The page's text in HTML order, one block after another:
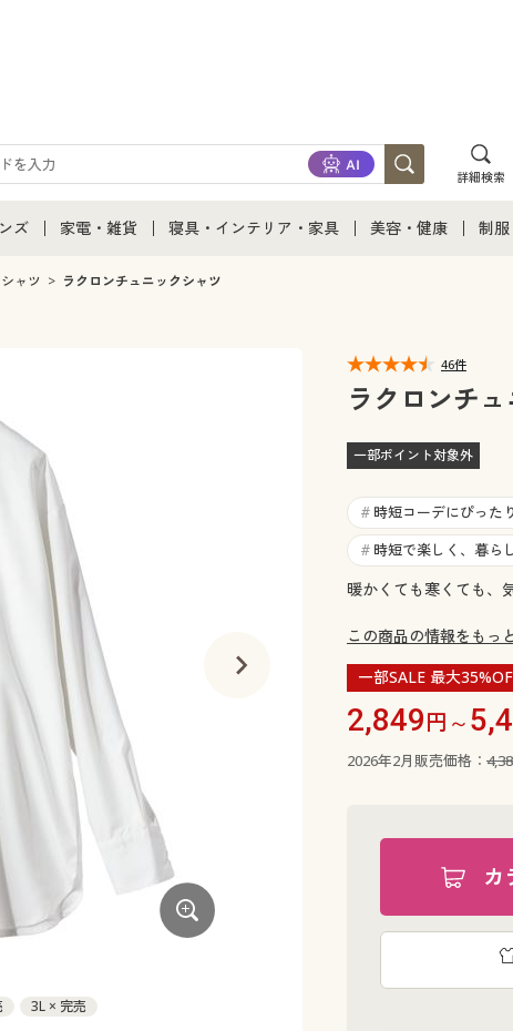
詳細検索
て
着
ズ
ズ通販すべて
家電・雑貨
家電・雑貨すべて
寝具・インテリア・家具
寝具・インテリア・家具通販すべて
カーテン・ラグ・ファブリック
美容・健康 制
ジ
シャツ ラクロンチュニックシャツ
3L × 完売
46件
ラクロンチ
一部ポイント対象外
# 時短コーデにぴったり
# 時短で楽しく、暮ら
暖かくても寒くても、
この商品の情報をもっ
一部SALE 最大
2,849円～
2026年2月販売価格：
カ